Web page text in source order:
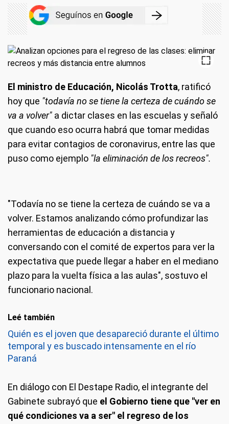
El ministro de Educación, Nicolás Trotta, ratificó
hoy que "todavía no se tiene la certeza de cuándo se
va a volver" a dictar clases en las escuelas y señaló
que cuando eso ocurra habrá que tomar medidas
para evitar contagios de coronavirus, entre las que
puso como ejemplo "la eliminación de los recreos".
"Todavía no se tiene la certeza de cuándo se va a
volver. Estamos analizando cómo profundizar las
herramientas de educación a distancia y
conversando con el comité de expertos para ver la
expectativa que puede llegar a haber en el mediano
plazo para la vuelta física a las aulas", sostuvo el
funcionario nacional.
Leé también
Quién es el joven que desapareció durante el último
temporal y es buscado intensamente en el río
Paraná
En diálogo con El Destape Radio, el integrante del
Gabinete subrayó que el Gobierno tiene que "ver en
qué condiciones va a ser" el regreso de los